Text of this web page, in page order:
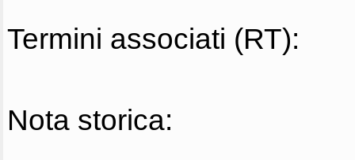
Termini associati (RT):
Nota storica: